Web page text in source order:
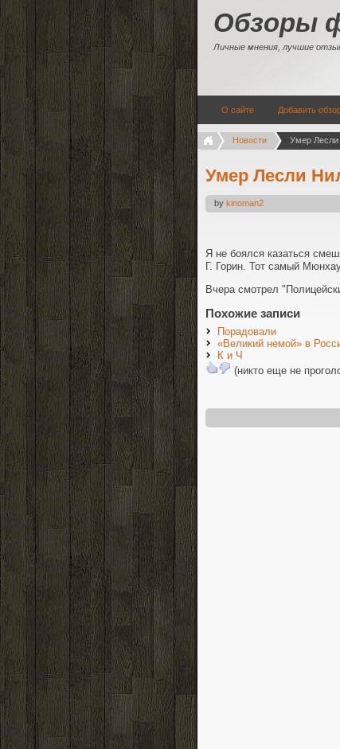
Обзоры
Личные мнения, лучшие
О сайте Добавить
Новости Умер Лесли
Умер Лесли
by kinoman2
Я не боялся казаться
Г. Горин. Тот самый
Вчера смотрел
Похожие записи
Порадовали
«Великий немой» в
К и Ч
(никто еще не